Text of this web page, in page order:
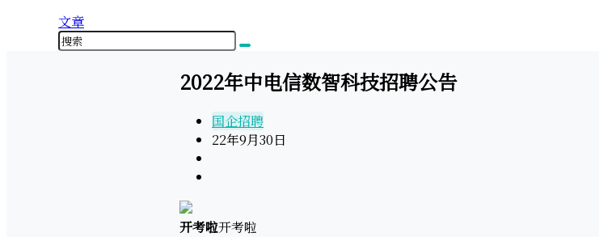
文章
2022年中电信数智科技招聘公告
国企招聘
22年9月30日
开考啦开考啦